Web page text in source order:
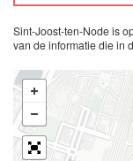
Sint-Joost-ten-Node is
van de informatie die in